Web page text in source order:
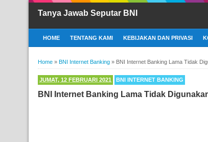
Tanya Jawab Seputar BNI
HOME TENTANG KAMI KEBIJAKAN DAN PRIVASI
Home » BNI Internet Banking » BNI Internet Banking Lama Tidak
JUMAT, 12 FEBRUARI 2021 BNI INTERNET BANKING
BNI Internet Banking Lama Tidak